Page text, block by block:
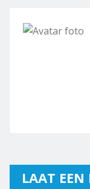
LAAT EEN